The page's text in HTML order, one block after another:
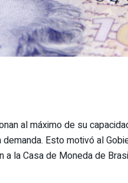
al máximo de su
Esto motivó al
a la Casa de Moneda de